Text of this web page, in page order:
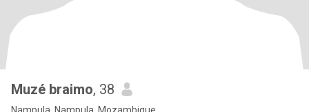
Muzé braimo, 38